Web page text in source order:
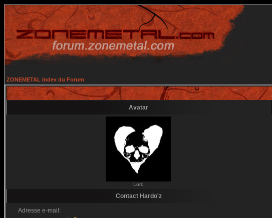
ZONEMETAL Index du Forum
Avatar
Lord
Contact Hardo'z
Adresse e-mail: